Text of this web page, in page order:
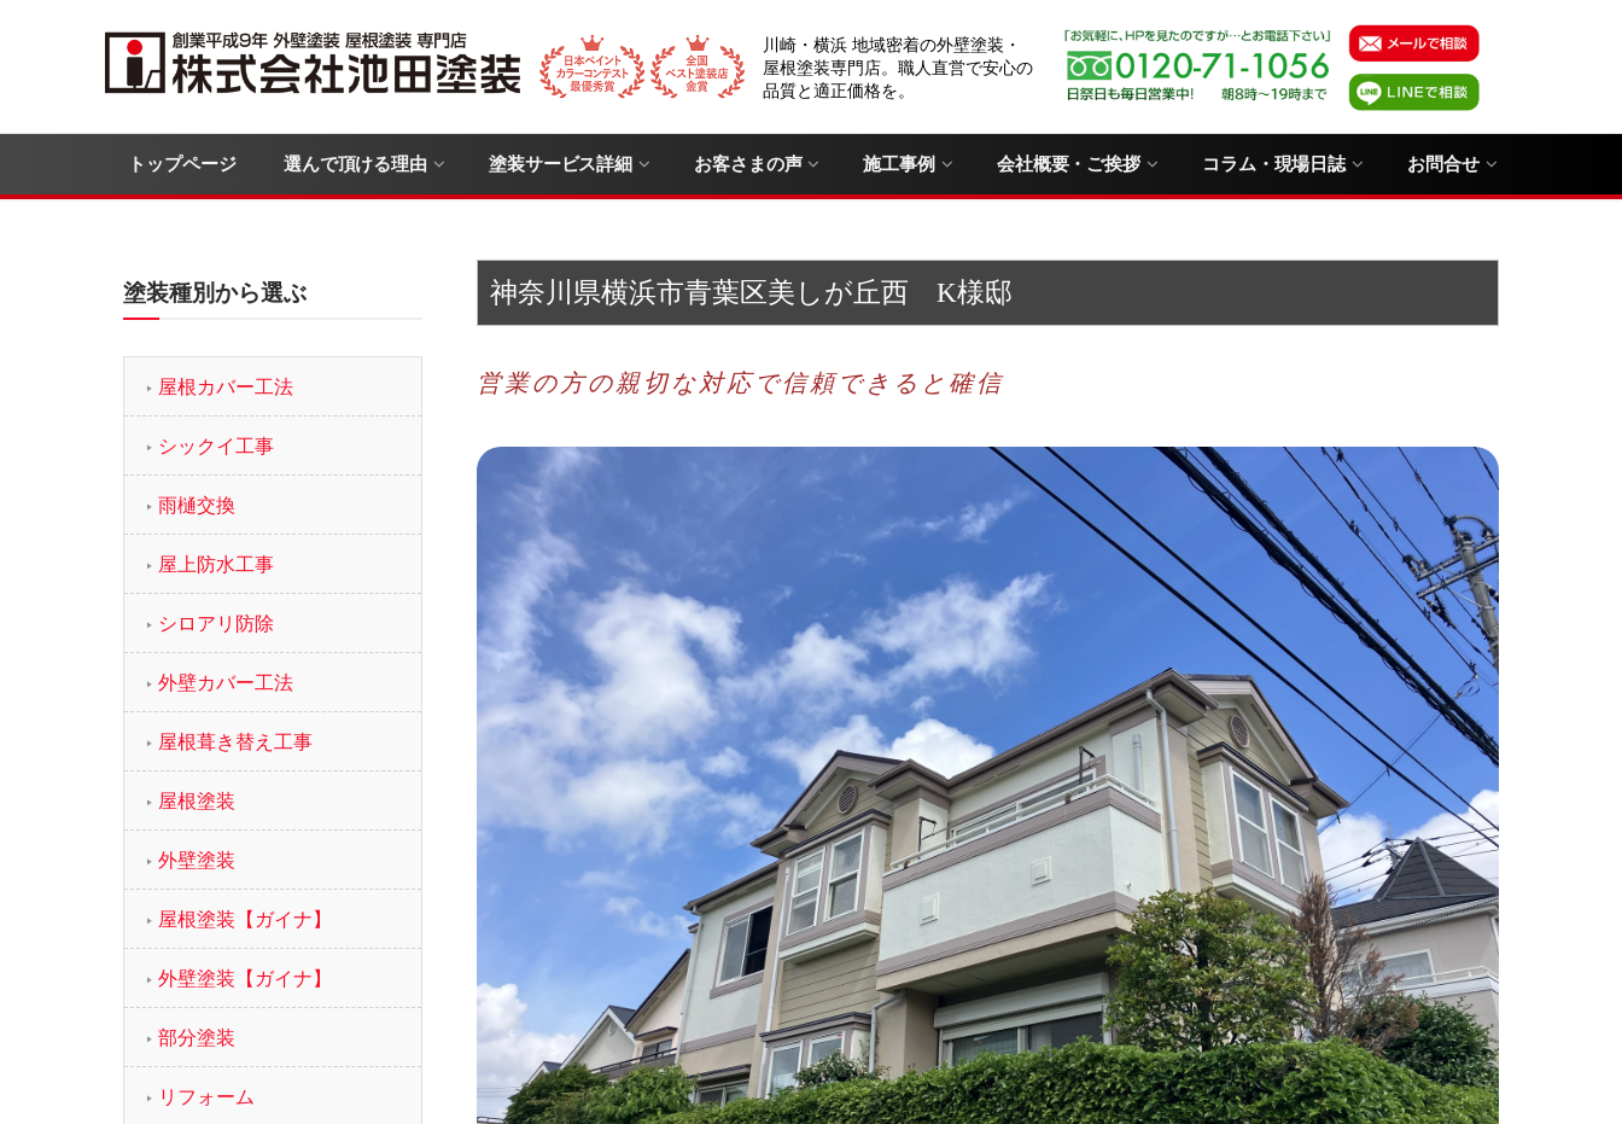
川崎・横浜 地域密着の外壁塗装・
屋根塗装専門店。職人直営で安心の
品質と適正価格を。
トップページ 選んで頂ける理由 塗装サービス詳細 お客さまの声 施工事例 会社概要・ご挨拶 コラム・現場日誌 お問合せ
神奈川県横浜市青葉区美しが丘西 K様邸
営業の方の親切な対応で信頼できると確信
塗装種別から選ぶ
屋根カバー工法
シックイ工事
雨樋交換
屋上防水工事
シロアリ防除
外壁カバー工法
屋根葺き替え工事
屋根塗装
外壁塗装
屋根塗装【ガイナ】
外壁塗装【ガイナ】
部分塗装
リフォーム